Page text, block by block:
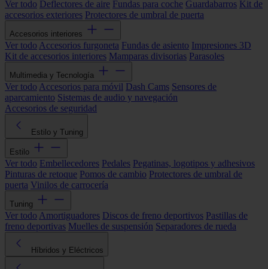
Ver todo Deflectores de aire Fundas para coche Guardabarros Kit de
accesorios exteriores Protectores de umbral de puerta
Accesorios interiores
Ver todo Accesorios furgoneta Fundas de asiento Impresiones 3D
Kit de accesorios interiores Mamparas divisorias Parasoles
Multimedia y Tecnología
Ver todo Accesorios para móvil Dash Cams Sensores de
aparcamiento Sistemas de audio y navegación
Accesorios de seguridad
Estilo y Tuning
Estilo
Ver todo Embellecedores Pedales Pegatinas, logotipos y adhesivos
Pinturas de retoque Pomos de cambio Protectores de umbral de
puerta Vinilos de carrocería
Tuning
Ver todo Amortiguadores Discos de freno deportivos Pastillas de
freno deportivas Muelles de suspensión Separadores de rueda
Híbridos y Eléctricos